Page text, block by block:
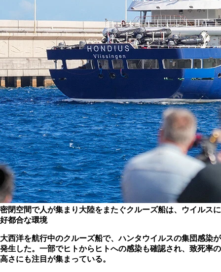
密閉空間で人が集まり大陸をまたぐクルーズ船は、ウイルスに
好都合な環境
大西洋を航行中のクルーズ船で、ハンタウイルスの集団感染が
発生した。一部でヒトからヒトへの感染も確認され、致死率の
高さにも注目が集まっている。